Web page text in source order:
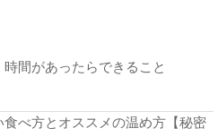
間があったらできること
べ方とオススメの温め方【秘密